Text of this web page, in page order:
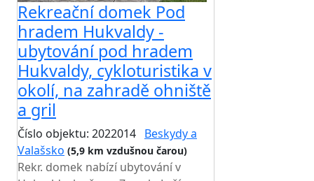
Rekreační domek Pod
hradem Hukvaldy -
ubytování pod hradem
Hukvaldy, cykloturistika v
okolí, na zahradě ohniště
a gril
Číslo objektu: 2022014 Beskydy a
Valašsko (5,9 km vzdušnou čarou)
Rekr. domek nabízí ubytování v